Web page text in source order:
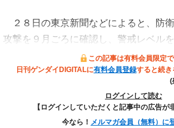
２８日の東京新聞などによると、防
攻撃を９月ごろに確認し、警戒レベル
この記事は有料会員限定で
日刊ゲンダイDIGITALに有料会員登録すると続き
(
ログインして読む
【ログインしていただくと記事中の広告が
今なら！ メルマガ会員（無料）に